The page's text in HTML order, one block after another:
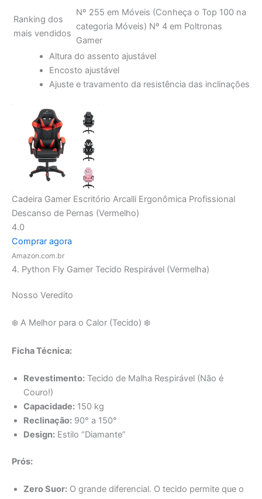
Ranking dos
Nº 255 em Móveis (Conheça o Top 100 na
categoria Móveis) Nº 4 em Poltronas
Altura do assento ajustável
Encosto ajustável
Ajuste e travamento da resistência das inclinações
Cadeira Gamer Escritório Arcalli Ergonômica Profissional
Descanso de Pernas (Vermelho)
Comprar agora
4. Python Fly Gamer Tecido Respirável (Vermelha)
Nosso Veredito
❄️ A Melhor para o Calor (Tecido) ❄️
Ficha Técnica:
Revestimento:Tecido de Malha Respirável (Não é
Couro!)
Capacidade:150 kg
Design:
Prós: